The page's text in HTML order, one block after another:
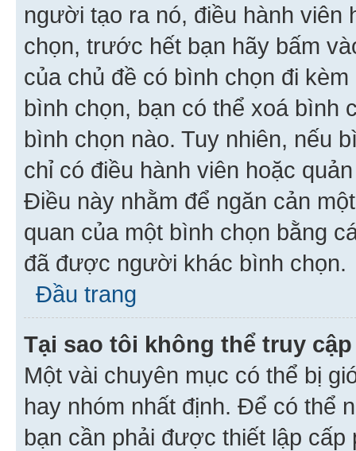
người tạo ra nó, điều hành
chọn, trước hết bạn hãy bấm
của chủ đề có bình chọn đi
bình chọn, bạn có thể xoá bình
bình chọn nào. Tuy nhiên, nếu
chỉ có điều hành viên hoặc
Điều này nhằm để ngăn cản
quan của một bình chọn bằng
đã được người khác bình chọn.
Đầu trang
Tại sao tôi không thể truy
Một vài chuyên mục có thể bị
hay nhóm nhất định. Để có thể
bạn cần phải được thiết lập